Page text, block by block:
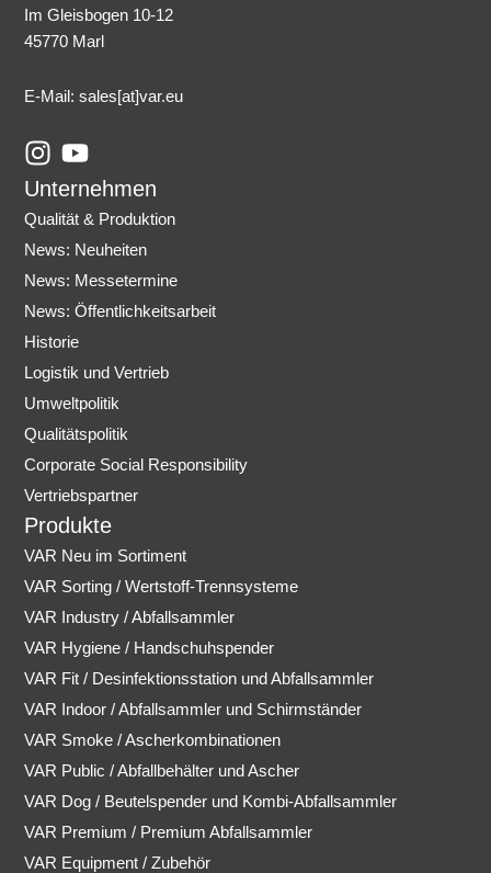
Im Gleisbogen 10-12
45770 Marl
E-Mail: sales[at]var.eu
I
n
s
t
a
g
r
a
m
Y
o
u
t
u
b
e
Unternehmen
Qualität & Produktion
News: Neuheiten
News: Messetermine
News: Öffentlichkeitsarbeit
Historie
Logistik und Vertrieb
Umweltpolitik
Qualitätspolitik
Corporate Social Responsibility
Vertriebspartner
Produkte
VAR Neu im Sortiment
VAR Sorting / Wertstoff-Trennsysteme
VAR Industry / Abfallsammler
VAR Hygiene / Handschuhspender
VAR Fit / Desinfektionsstation und Abfallsammler
VAR Indoor / Abfallsammler und Schirmständer
VAR Smoke / Ascherkombinationen
VAR Public / Abfallbehälter und Ascher
VAR Dog / Beutelspender und Kombi-Abfallsammler
VAR Premium / Premium Abfallsammler
VAR Equipment / Zubehör